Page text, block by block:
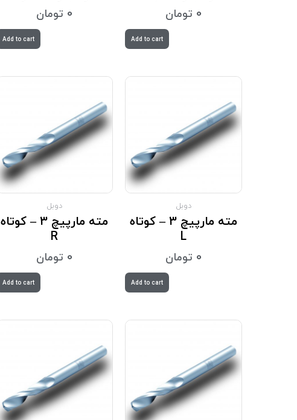
0 تومان
Add to cart
0 تومان
Add to cart
دوبل
مته مارپیچ 3 – کوتاه
L
0 تومان
Add to cart
دوبل
مته مارپیچ 3 – کوتاه
R
0 تومان
Add to cart